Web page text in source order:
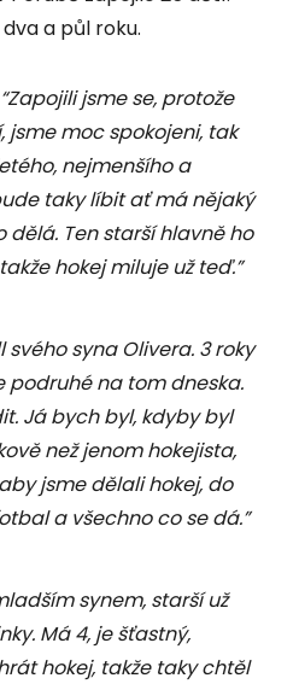
a půl roku.
“Zapojili jsme se, protože
jsme moc spokojeni, tak
nejmenšího a
taky líbit ať má nějaký
dělá. Ten starší hlavně ho
hokej miluje už teď.”
syna Olivera. 3 roky
podruhé na tom dneska.
Já bych byl, kdyby byl
než jenom hokejista,
jsme dělali hokej, do
a všechno co se dá.”
synem, starší už
Má 4, je šťastný,
hokej, takže taky chtěl